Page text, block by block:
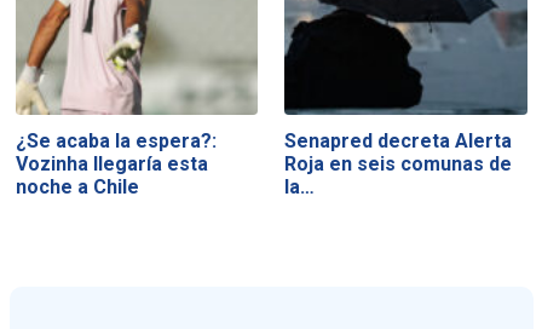
¿Se acaba la espera?:
Vozinha llegaría esta
noche a Chile
Senapred decreta Alerta
Roja en seis comunas de
la…